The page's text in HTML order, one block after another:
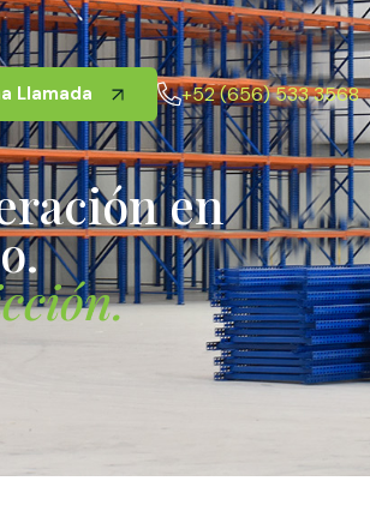
Llamada +52 (656) 533 3568
raciónen
o.
cción.